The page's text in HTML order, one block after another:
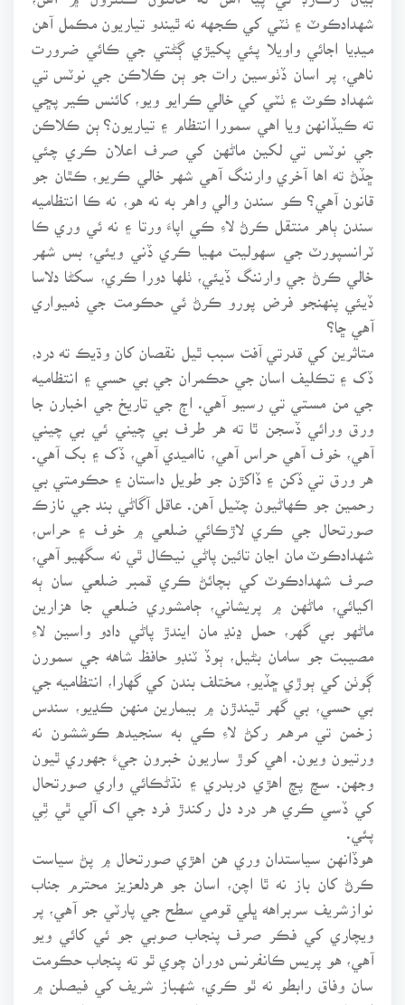
شهدادڪوٽ ۽ ٺٽي کي ڪجهه نه ٿيندو تياريون مڪمل آهن
ميڊيا اجائي واويلا پئي پکيڙي ڳڻتي جي ڪائي ضرورت
ناهي، پر اسان ڏٺوسين رات جو ٻن ڪلاڪن جي نوٽس تي
شهداد ڪوٽ ۽ ٺٽي کي خالي ڪرايو ويو، کائنس ڪير پڇي
ته ڪيڏانهن ويا اهي سمورا انتظام ۽ تياريون؟ ٻن ڪلاڪن
جي نوٽس تي لکين ماڻهن کي صرف اعلان ڪري چئي
ڇڏڻ ته اها آخري وارننگ آهي شهر خالي ڪريو، ڪٿان جو
قانون آهي؟ ڪو سندن والي واهر به نه هو، نه ڪا انتظاميه
سندن ٻاهر منتقل ڪرڻ لاءِ ڪي اپاءَ ورتا ۽ نه ئي وري ڪا
ٽرانسپورٽ جي سهوليت مهيا ڪري ڏني ويئي، بس شهر
خالي ڪرڻ جي وارننگ ڏيئي، ٺلها دورا ڪري، سکڻا دلاسا
ڏيئي پنهنجو فرض پورو ڪرڻ ئي حڪومت جي ذميواري
آهي ڇا؟
متاثرين کي قدرتي آفت سبب ٿيل نقصان کان وڌيڪ ته درد،
ڏک ۽ تڪليف اسان جي حڪمران جي بي حسي ۽ انتظاميه
جي من مستي تي رسيو آهي. اڄ جي تاريخ جي اخبارن جا
ورق ورائي ڏسجن ٿا ته هر طرف بي چيني ئي بي چيني
آهي، خوف آهي حراس آهي، نااميدي آهي، ڏک ۽ بک آهي.
هر ورق تي ڏکن ۽ ڏاکڙن جو طويل داستان ۽ حڪومتي بي
رحمين جو ڪهاڻيون چٽيل آهن. عاقل آگاڻي بند جي نازڪ
صورتحال جي ڪري لاڙڪائي ضلعي ۾ خوف ۽ حراس،
شهدادڪوٽ مان اڃان تائين پاڻي نيڪال ٿي نه سگهيو آهي،
صرف شهدادڪوٽ کي بچائڻ ڪري قمبر ضلعي سان ٻه
اکيائي، ماڻهن ۾ پريشاني، ڄامشوري ضلعي جا هزارين
ماڻهو بي گهر، حمل ڍنڍ مان ايندڙ پاڻي دادو واسين لاءِ
مصيبت جو سامان بڻيل، ٻوڏ ٽنڊو حافظ شاهه جي سمورن
ڳوٺن کي ٻوڙي ڇڏيو، مختلف بندن کي گهارا، انتظاميه جي
بي حسي، بي گهر ٿيندڙن ۾ بيمارين منهن ڪڍيو، سندس
زخمن تي مرهم رکڻ لاءِ ڪي به سنجيده ڪوششون نه
ورتيون ويون. اهي کوڙ ساريون خبرون جيءَ جهوري ٿيون
وجهن. سچ پچ اهڙي دربدري ۽ نڌڻڪائي واري صورتحال
کي ڏسي ڪري هر درد دل رکندڙ فرد جي اک آلي ٿي ٿِي
هوڏانهن سياستدان وري هن اهڙي صورتحال ۾ پڻ سياست
ڪرڻ کان باز نه ٿا اچن، اسان جو هردلعزيز محترم جناب
نوازشريف سربراهه ڀلي قومي سطح جي پارٽي جو آهي، پر
ويچاري کي فڪر صرف پنجاب صوبي جو ئي کائي ويو
آهي، هو پريس ڪانفرنس دوران چوي ٿو ته پنجاب حڪومت
سان وفاق رابطو نه ٿو ڪري، شهباز شريف کي فيصلن ۾
اعتماد ۾ نه ٿو ورتو وڃي، پنجاب حڪومت جي ڪابه مدد نه